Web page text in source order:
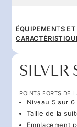
ÉQUIPEMENTS ET
SILVER
POINTS FORTS DE
Niveau 5 sur 6
Taille de la
Emplacement